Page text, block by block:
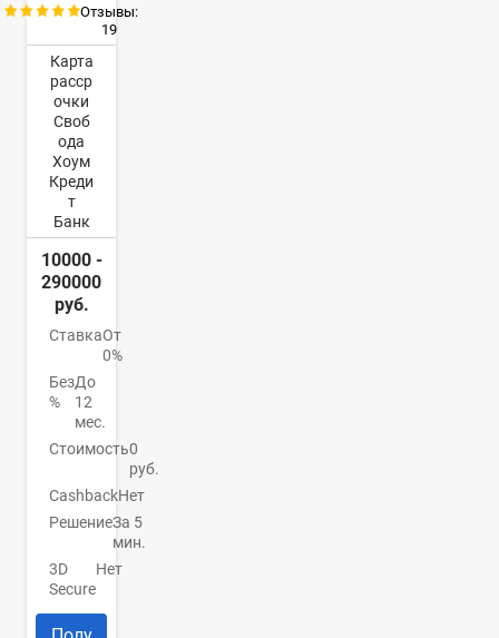
Отзывы:
19
Карта
расср
очки
Своб
ода
Хоум
Креди
т
Банк
10000 -
290000
руб.
СтавкаОт
0%
Без
%
До
12
мес.
Стоимость0
руб.
CashbackНет
РешениеЗа 5
мин.
3D
Secure
Нет